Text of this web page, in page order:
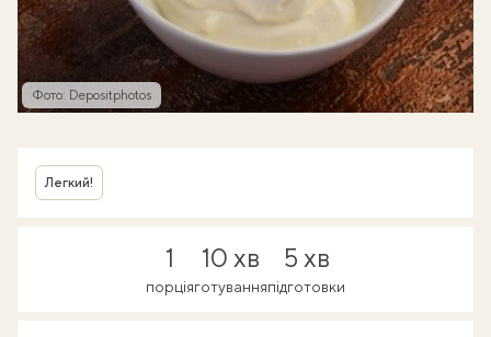
Фото: Depositphotos
Легкий!
1
порція
10 хв
готування
5 хв
підготовки